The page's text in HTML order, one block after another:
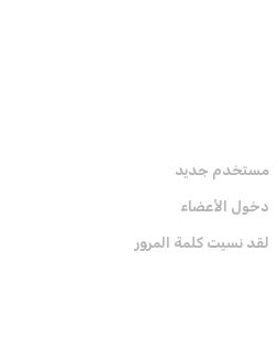
مستخدم جديد
دخول الأعضاء
لقد نسيت كلمة المرور